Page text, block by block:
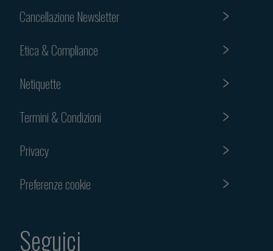
Cancellazione Newsletter
Etica & Compliance
Netiquette
Termini & Condizioni
Privacy
Preferenze cookie
Seguici